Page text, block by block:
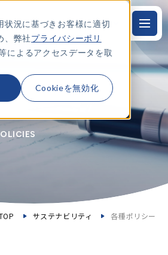
状況に基づきお客様に適切
、弊社プライバシーポリ
によるアクセスデータを取
Cookieを無効化
JP
サステナビリティ 各種ポリシー